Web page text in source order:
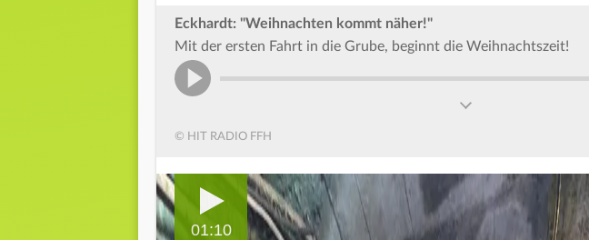
Eckhardt: "Weihnachten kommt näher!"
Mit der ersten Fahrt in die Grube, beginnt die Weihnachtszeit!
© HIT RADIO FFH
01:10